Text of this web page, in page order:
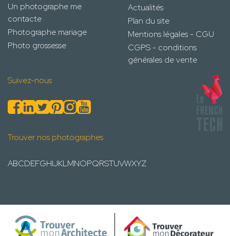
Un photographe me
contacte
Photographe mariage
Photo grossesse
Actualités
Plan du site
Mentions légales - CGU
CGPS - conditions
générales de vente
Suivez-nous
Trouver nos photographes
ABCDEFGHIJKLMNOPQRSTUVWXYZ